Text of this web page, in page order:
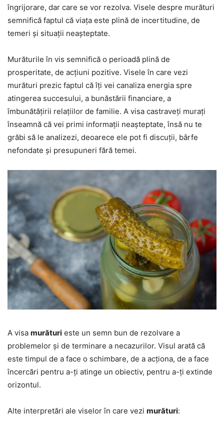
îngrijorare, dar care se vor rezolva. Visele despre murături
semnifică faptul că viața este plină de incertitudine, de
temeri și situații neașteptate.
Murăturile în vis semnifică o perioadă plină de
prosperitate, de acțiuni pozitive. Visele în care vezi
murături prezic faptul că îți vei canaliza energia spre
atingerea succesului, a bunăstării financiare, a
îmbunătățirii relațiilor de familie. A visa castraveți murați
înseamnă că vei primi informații neașteptate, însă nu te
grăbi să le analizezi, deoarece ele pot fi discuții, bârfe
nefondate și presupuneri fără temei.
A visa murături este un semn bun de rezolvare a
problemelor și de terminare a necazurilor. Visul arată că
este timpul de a face o schimbare, de a acționa, de a face
încercări pentru a-ți atinge un obiectiv, pentru a-ți extinde
orizontul.
Alte interpretări ale viselor în care vezi murături: